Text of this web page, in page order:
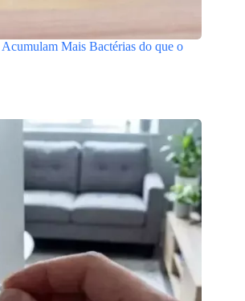
Acumulam Mais Bactérias do que o